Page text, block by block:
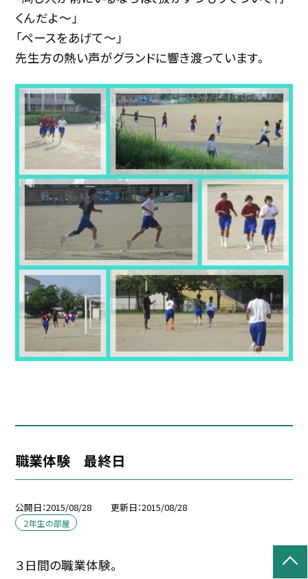
くんだよ〜」
「ペースをあげて〜」
先生方の熱い声がグランドに響き渡っています。
職業体験 最終日
公開日 2015/08/28 更新日 2015/08/28
２年生の部屋
３日間の職業体験。